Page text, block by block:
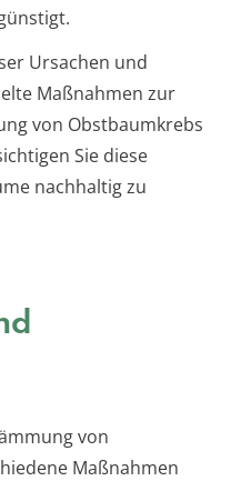
Ursachen und
Maßnahmen zur
von Obstbaumkrebs
Sie diese
nachhaltig zu
von
Maßnahmen